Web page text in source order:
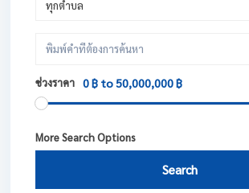
ทุกตำบล
ช่วงราคา 0 ฿ to 50,000,000 ฿
More Search Options
Search